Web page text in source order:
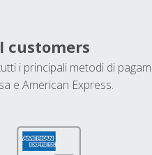
customers
i principali metodi di
e American Express.